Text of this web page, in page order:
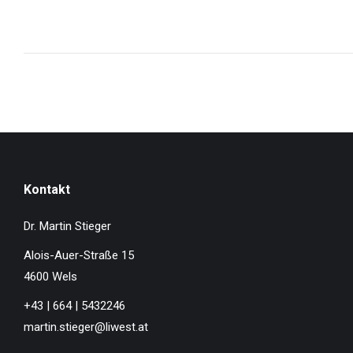
Kontakt
Dr. Martin Stieger
Alois-Auer-Straße 15
4600 Wels
+43 | 664 | 5432246
martin.stieger@liwest.at